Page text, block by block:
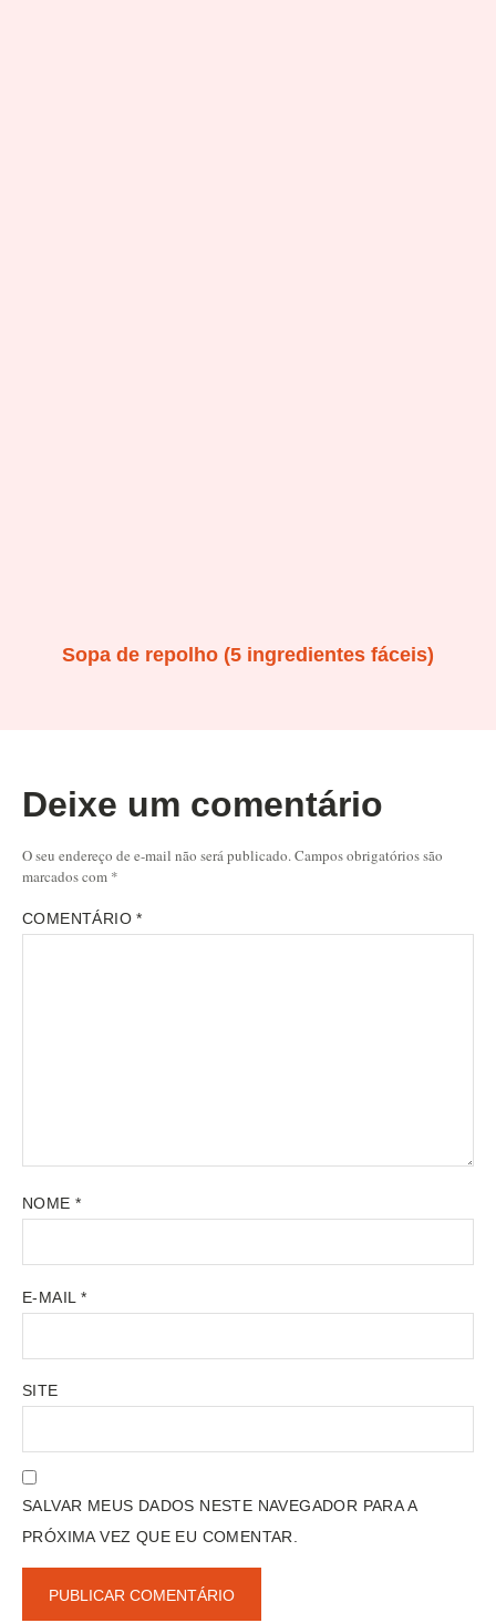
Sopa de repolho (5 ingredientes fáceis)
Deixe um comentário
O seu endereço de e-mail não será publicado.Campos obrigatórios são
marcados com *
COMENTÁRIO*
NOME *
E-MAIL *
SITE
SALVAR MEUS DADOS NESTE NAVEGADOR PARA A
PRÓXIMA VEZ QUE EU COMENTAR.